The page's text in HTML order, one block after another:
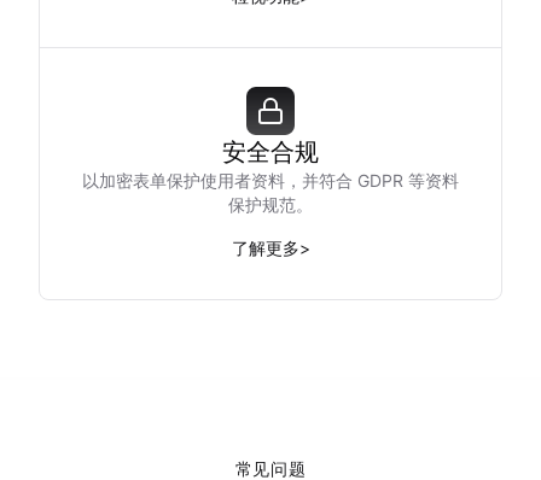
安全合规
以加密表单保护使用者资料，并符合 GDPR 等资料
保护规范。
了解更多>
常见问题